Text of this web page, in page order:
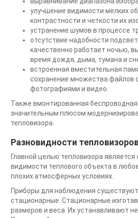
улучшение видимости мелких
контрастности и четкости их
устранение шумов в процессе
отсутствие надобности
качественно работает ночью,
время дождя, дыма, тумана и
встроенная вместительная
сохранение множества файлов
фотографиями и видео.
Также вмонтированная беспроводная
значительным плюсом
тепловизора.
Разновидности
Главной целью тепловизора является
видимости теплового объекта в
плохих атмосферных условиях.
Приборы для наблюдения
стационарные. Стационарные
размеров и веса. Их устанавливают